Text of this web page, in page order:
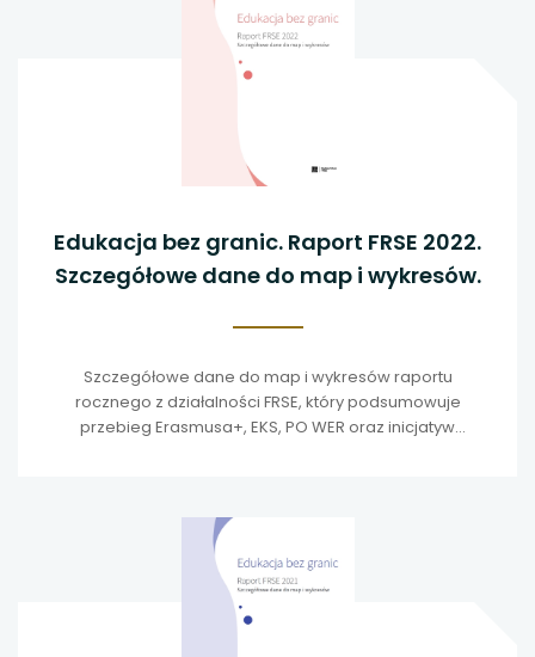
Edukacja bez granic. Raport FRSE 2022.
Szczegółowe dane do map i wykresów.
Szczegółowe dane do map i wykresów raportu
rocznego z działalności FRSE, który podsumowuje
przebieg Erasmusa+, EKS, PO WER oraz inicjatyw